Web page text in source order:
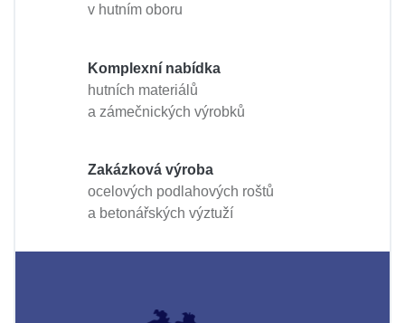
v hutním oboru
Komplexní nabídka
hutních materiálů
a zámečnických výrobků
Zakázková výroba
ocelových podlahových roštů
a betonářských výztuží